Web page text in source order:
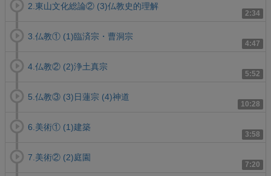
2:34
2.東山文化総論② (3)仏教史的理解
4:47
3.仏教① (1)臨済宗・曹洞宗
5:52
4.仏教② (2)浄土真宗
10:28
5.仏教③ (3)日蓮宗 (4)神道
3:58
6.美術① (1)建築
7:20
7.美術② (2)庭園